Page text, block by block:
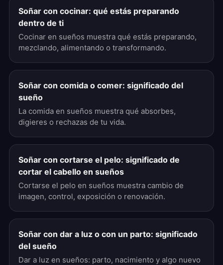
Soñar con cocinar: qué estás preparando
dentro de ti
Cocinar en sueños muestra qué estás preparando,
mezclando, alimentando o transformando.
Soñar con comida o comer: significado del
sueño
La comida en sueños muestra qué absorbes,
digieres o rechazas de tu vida.
Soñar con cortarse el pelo: significado de
cortar el cabello en sueños
Cortarse el pelo en sueños muestra cambio de
imagen, control, exposición o renovación.
Soñar con dar a luz o con un parto: significado
del sueño
Dar a luz en sueños: parto, nacimiento y algo nuevo